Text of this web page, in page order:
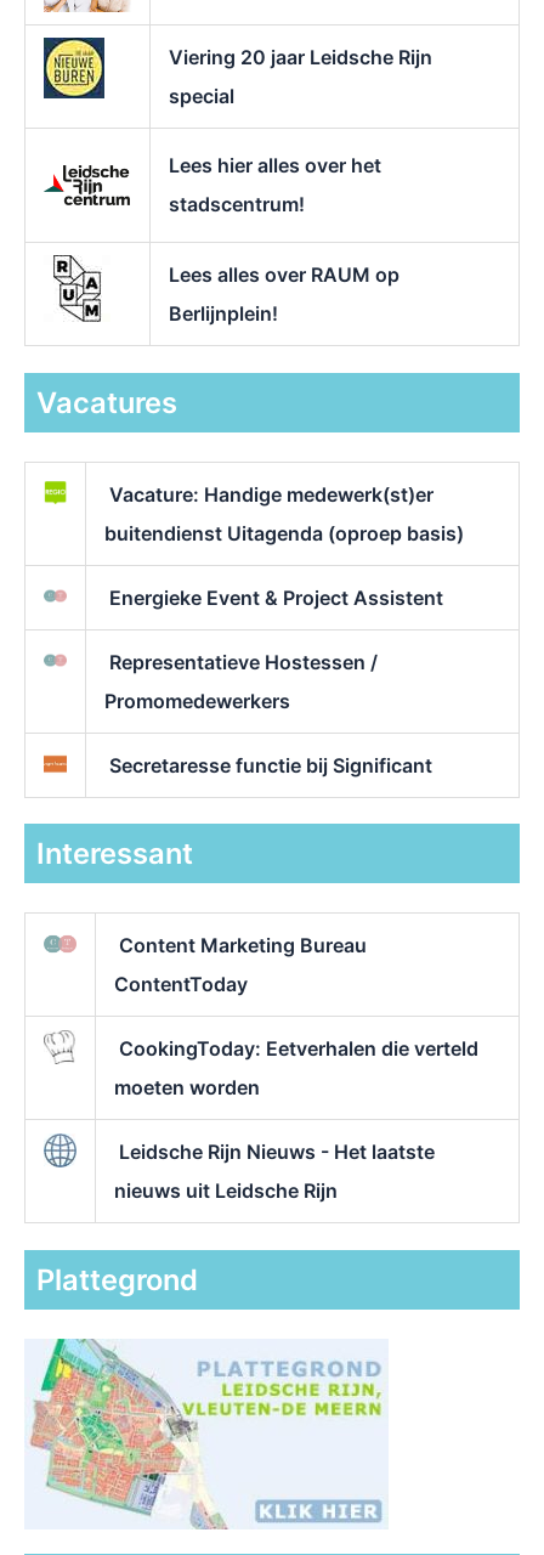
Viering 20 jaar Leidsche Rijn
special
Lees hier alles over het
stadscentrum!
Lees alles over RAUM op
Berlijnplein!
Vacatures
Vacature: Handige medewerk(st)er
buitendienst Uitagenda (oproep basis)
Energieke Event & Project Assistent
Representatieve Hostessen /
Promomedewerkers
Secretaresse functie bij Significant
Interessant
Content Marketing Bureau
ContentToday
CookingToday: Eetverhalen die verteld
moeten worden
Leidsche Rijn Nieuws - Het laatste
nieuws uit Leidsche Rijn
Plattegrond